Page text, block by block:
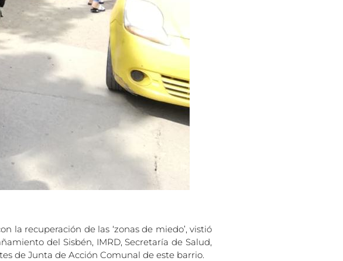
la recuperación de las ‘zonas de miedo’, vistió
del Sisbén, IMRD, Secretaría de Salud,
de Junta de Acción Comunal de este barrio.